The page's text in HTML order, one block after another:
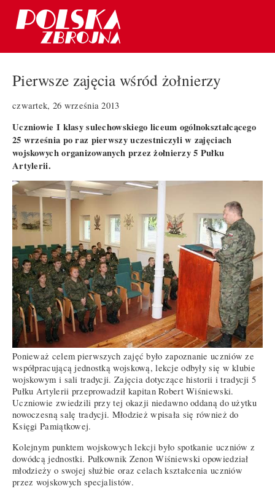
Pierwsze zajęcia wśród żołnierzy
czwartek, 26 września 2013
Uczniowie I klasy sulechowskiego liceum ogólnokształcącego
25 września po raz pierwszy uczestniczyli w zajęciach
wojskowych organizowanych przez żołnierzy 5 Pułku
Artylerii.
Ponieważ celem pierwszych zajęć było zapoznanie uczniów ze
współpracującą jednostką wojskową, lekcje odbyły się w klubie
wojskowym i sali tradycji. Zajęcia dotyczące historii i tradycji 5
Pułku Artylerii przeprowadził kapitan Robert Wiśniewski.
Uczniowie zwiedzili przy tej okazji niedawno oddaną do użytku
nowoczesną salę tradycji. Młodzież wpisała się również do
Księgi Pamiątkowej.
Kolejnym punktem wojskowych lekcji było spotkanie uczniów z
dowódcą jednostki. Pułkownik Zenon Wiśniewski opowiedział
młodzieży o swojej służbie oraz celach kształcenia uczniów
przez wojskowych specjalistów.